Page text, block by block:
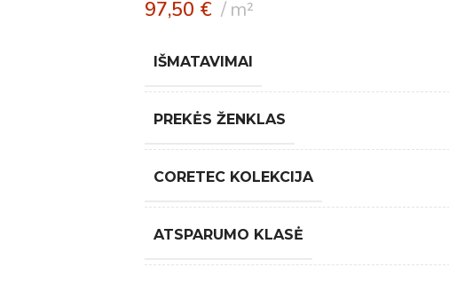
97,50 € m²
IŠMATAVIMAI
PREKĖS ŽENKLAS
CORETEC KOLEKCIJA
ATSPARUMO KLASĖ